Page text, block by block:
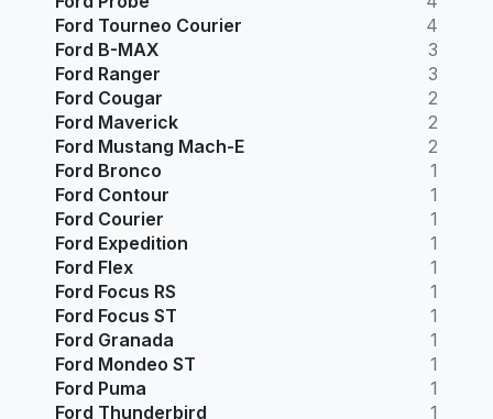
Ford Tourneo Courier
4
Ford B-MAX
3
Ford Ranger
3
Ford Cougar
2
Ford Maverick
2
Ford Mustang Mach-E
2
Ford Bronco
1
Ford Contour
1
Ford Courier
1
Ford Expedition
1
Ford Flex
1
Ford Focus RS
1
Ford Focus ST
1
Ford Granada
1
Ford Mondeo ST
1
Ford Puma
1
Ford Thunderbird
1